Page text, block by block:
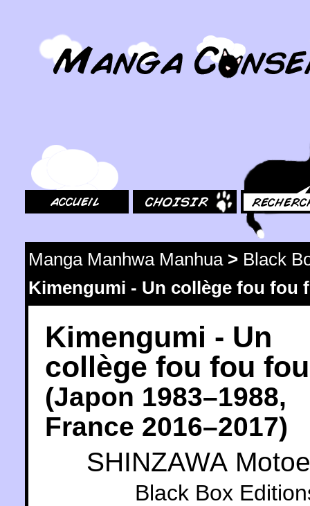
Manga Manhwa Manhua> Black
Kimengumi - Un collège fou fou
Kimengumi - Un
collège fou fou fou
(Japon 1983–1988,
France 2016–2017)
SHINZAWA
Black Box